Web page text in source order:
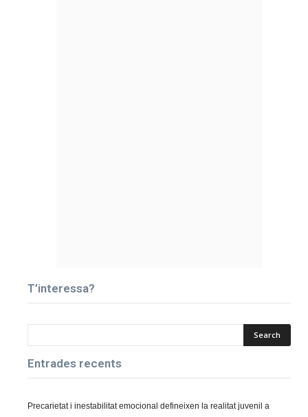
T’interessa?
Entrades recents
Precarietat i inestabilitat emocional defineixen la realitat juvenil a